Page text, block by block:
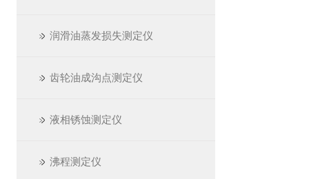
润滑油蒸发损失测定仪
齿轮油成沟点测定仪
液相锈蚀测定仪
沸程测定仪